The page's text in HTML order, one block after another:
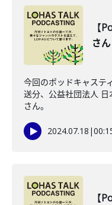
【
さん
今回のポッドキャステ
送分、公益社団法人
さん。
2024.07.18 |
【